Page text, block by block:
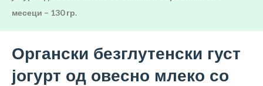
месеци – 130 гр.
Органски безглутенски густ
јогурт од овесно млеко со